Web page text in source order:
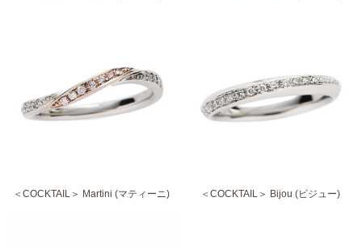
＜COCKTAIL＞ Martini (マティーニ) ＜COCKTAIL＞ Bijou (ビジュー)